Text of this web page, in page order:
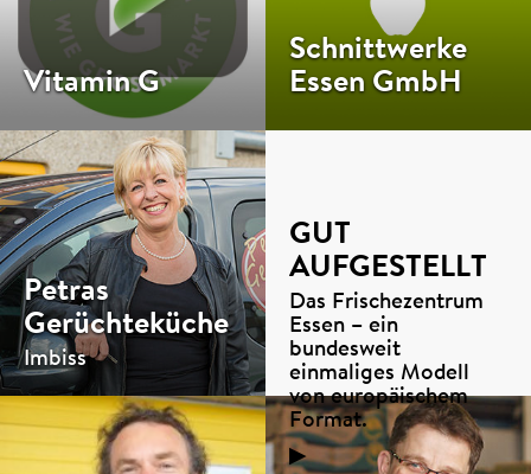
Vitamin G
Schnittwerke
Essen GmbH
Petras
Gerüchteküche
Imbiss
GUT
AUFGESTELLT
Das Frischezentrum
Essen – ein
bundesweit
einmaliges Modell
von europäischem
Format.
▶